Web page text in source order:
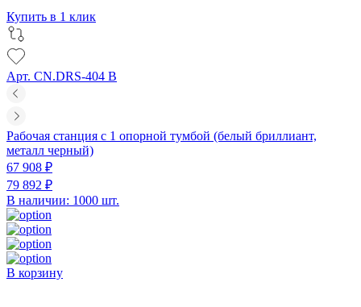
Купить в 1 клик
Арт. CN.DRS-404 B
Рабочая станция с 1 опорной тумбой (белый бриллиант,
металл черный)
67 908 ₽
79 892 ₽
В наличии: 1000 шт.
В корзину